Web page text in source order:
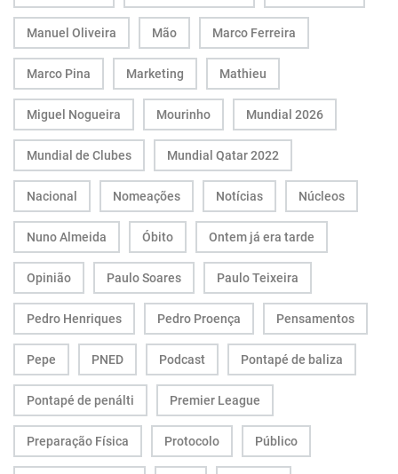
Manuel Oliveira Mão Marco Ferreira
Marco Pina Marketing Mathieu
Miguel Nogueira Mourinho Mundial 2026
Mundial de Clubes Mundial Qatar 2022
Nacional Nomeações Notícias Núcleos
Nuno Almeida Óbito Ontem já era tarde
Opinião Paulo Soares Paulo Teixeira
Pedro Henriques Pedro Proença Pensamentos
Pepe PNED Podcast Pontapé de baliza
Pontapé de penálti Premier League
Preparação Física Protocolo Público